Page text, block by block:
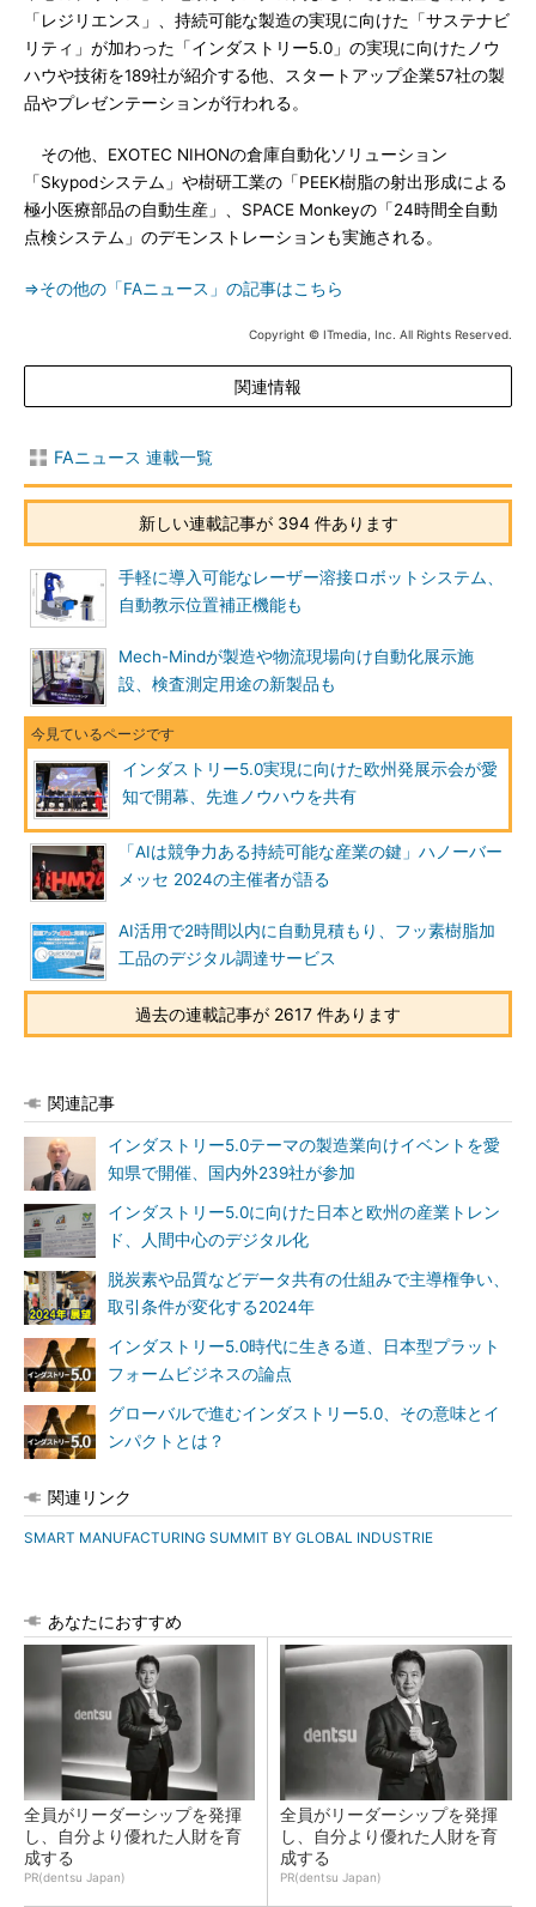
「レジリエンス」、持続可能な製造の実現に向けた「サステナビ
リティ」が加わった「インダストリー5.0」の実現に向けたノウ
ハウや技術を189社が紹介する他、スタートアップ企業57社の製
品やプレゼンテーションが行われる。
その他、EXOTEC NIHONの倉庫自動化ソリューション
「Skypodシステム」や樹研工業の「PEEK樹脂の射出形成による
極小医療部品の自動生産」、SPACE Monkeyの「24時間全自動
点検システム」のデモンストレーションも実施される。
⇒その他の「FAニュース」の記事はこちら
Copyright © ITmedia, Inc. All Rights Reserved.
関連情報
FAニュース 連載一覧
新しい連載記事が 394 件あります
手軽に導入可能なレーザー溶接ロボットシステム、
自動教示位置補正機能も
Mech-Mindが製造や物流現場向け自動化展示施
設、検査測定用途の新製品も
インダストリー5.0実現に向けた欧州発展示会が愛
知で開幕、先進ノウハウを共有
「AIは競争力ある持続可能な産業の鍵」ハノーバー
メッセ 2024の主催者が語る
AI活用で2時間以内に自動見積もり、フッ素樹脂加
工品のデジタル調達サービス
過去の連載記事が 2617 件あります
関連記事
インダストリー5.0テーマの製造業向けイベントを愛
知県で開催、国内外239社が参加
インダストリー5.0に向けた日本と欧州の産業トレン
ド、人間中心のデジタル化
脱炭素や品質などデータ共有の仕組みで主導権争い、
取引条件が変化する2024年
インダストリー5.0時代に生きる道、日本型プラット
フォームビジネスの論点
グローバルで進むインダストリー5.0、その意味とイ
ンパクトとは？
関連リンク
SMART MANUFACTURING SUMMIT BY GLOBAL INDUSTRIE
あなたにおすすめ
全員がリーダーシップを発揮
し、自分より優れた人財を育
成する
PR(dentsu Japan)
全員がリーダーシップを発揮
し、自分より優れた人財を育
成する
PR(dentsu Japan)